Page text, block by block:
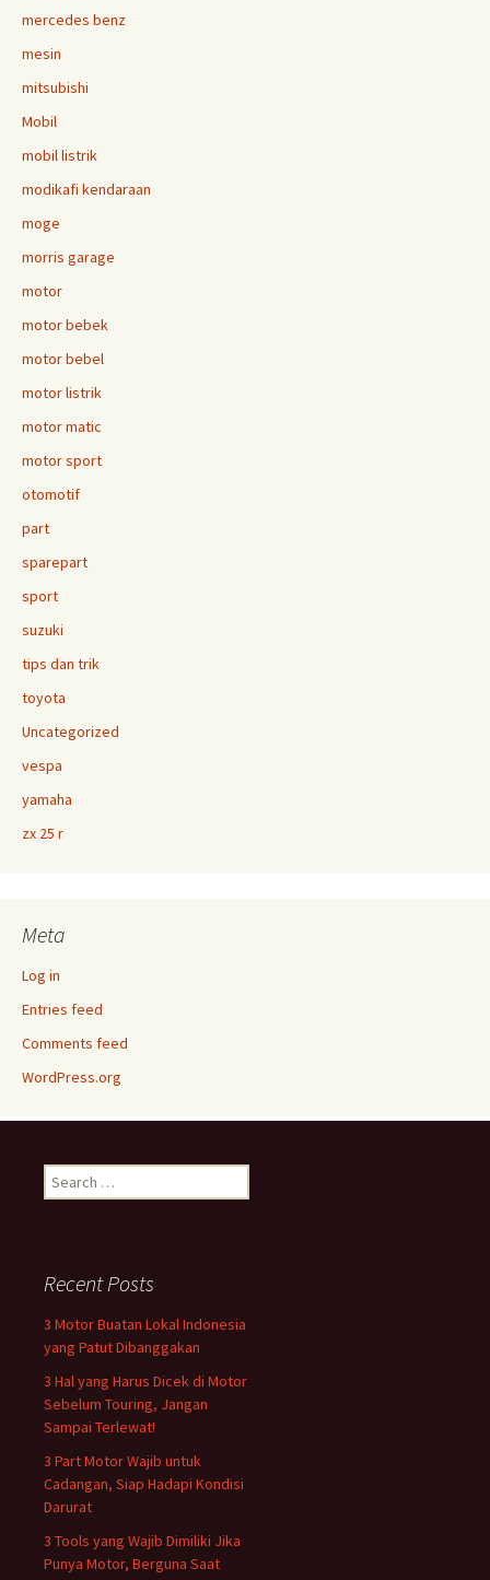
mercedes benz
mesin
mitsubishi
Mobil
mobil listrik
modikafi kendaraan
moge
morris garage
motor
motor bebek
motor bebel
motor listrik
motor matic
motor sport
otomotif
part
sparepart
sport
suzuki
tips dan trik
toyota
Uncategorized
vespa
yamaha
zx 25 r
Meta
Log in
Entries feed
Comments feed
WordPress.org
Search
for:
Recent Posts
3 Motor Buatan Lokal Indonesia
yang Patut Dibanggakan
3 Hal yang Harus Dicek di Motor
Sebelum Touring, Jangan
Sampai Terlewat!
3 Part Motor Wajib untuk
Cadangan, Siap Hadapi Kondisi
Darurat
3 Tools yang Wajib Dimiliki Jika
Punya Motor, Berguna Saat